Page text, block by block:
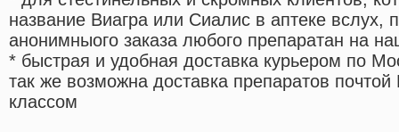
название Виагра или Сиалис в аптеке вслух,
анонимныого заказа любого препаратан на
* быстрая и удобная доставка курьером по
так же возможна доставка препаратов
классом